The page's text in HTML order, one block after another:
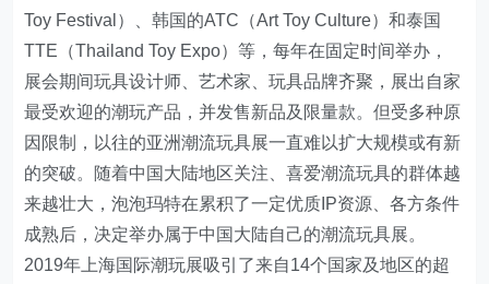
Toy Festival）、韩国的ATC（Art Toy Culture）和泰国
TTE（Thailand Toy Expo）等，每年在固定时间举办，
展会期间玩具设计师、艺术家、玩具品牌齐聚，展出自家
最受欢迎的潮玩产品，并发售新品及限量款。但受多种原
因限制，以往的亚洲潮流玩具展一直难以扩大规模或有新
的突破。随着中国大陆地区关注、喜爱潮流玩具的群体越
来越壮大，泡泡玛特在累积了一定优质IP资源、各方条件
成熟后，决定举办属于中国大陆自己的潮流玩具展。
2019年上海国际潮玩展吸引了来自14个国家及地区的超